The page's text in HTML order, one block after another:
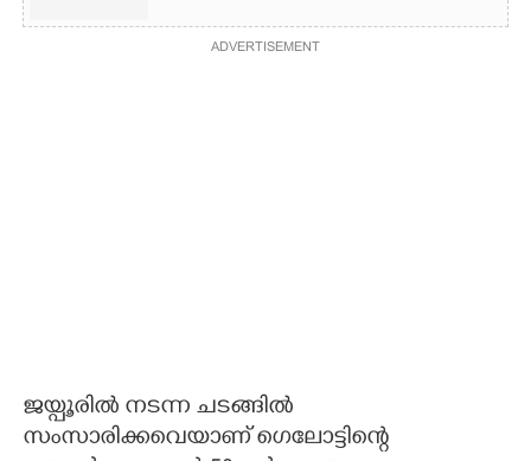
ADVERTISEMENT
ജയ്പൂരിൽ നടന്ന ചടങ്ങിൽ
സംസാരിക്കവെയാണ് ഗെലോട്ടിന്റെ